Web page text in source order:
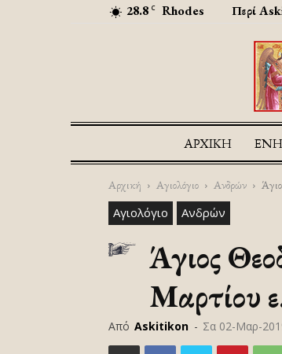
28.8 C Rhodes Περί
ΑΡΧΙΚΉ
Αρχική Αγιολόγιο Ανδρών
Αγιολόγιο Ανδρών
Άγιος
Μαρτίου
Από Askitikon - Σα 02-Μαρ-